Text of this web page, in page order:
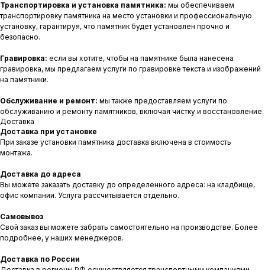
Транспортировка и установка памятника: мы обеспечиваем
транспортировку памятника на место установки и профессиональную
установку, гарантируя, что памятник будет установлен прочно и
безопасно.
Гравировка: если вы хотите, чтобы на памятнике была нанесена
гравировка, мы предлагаем услуги по гравировке текста и изображений
на памятники.
Обслуживание и ремонт: мы также предоставляем услуги по
обслуживанию и ремонту памятников, включая чистку и восстановление.
Доставка
Доставка при установке
При заказе установки памятника доставка включена в стоимость
монтажа.
Доставка до адреса
Вы можете заказать доставку до определенного адреса: на кладбище,
офис компании. Услуга рассчитывается отдельно.
Самовывоз
Свой заказ вы можете забрать самостоятельно на производстве. Более
подробнее, у наших менеджеров.
Доставка по России